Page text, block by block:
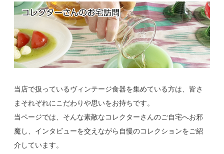
当店で扱っているヴィンテージ食器を集めている方は、皆さ
まそれぞれにこだわりや思いをお持ちです。
当ページでは、そんな素敵なコレクターさんのご自宅へお邪
魔し、インタビューを交えながら自慢のコレクションをご紹
介しています。